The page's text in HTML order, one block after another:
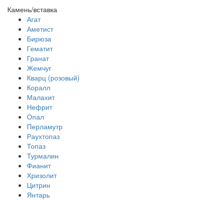
Камень/вставка
Агат
Аметист
Бирюза
Гематит
Гранат
Жемчуг
Кварц (розовый)
Коралл
Малахит
Нефрит
Опал
Перламутр
Раухтопаз
Топаз
Турмалин
Фианит
Хризолит
Цитрин
Янтарь